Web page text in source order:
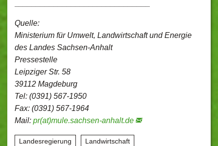
Quelle:
Ministerium für Umwelt, Landwirtschaft und Energie
des Landes Sachsen-Anhalt
Pressestelle
Leipziger Str. 58
39112 Magdeburg
Tel: (0391) 567-1950
Fax: (0391) 567-1964
Mail: pr(at)mule.sachsen-anhalt.de
Landesregierung Landwirtschaft